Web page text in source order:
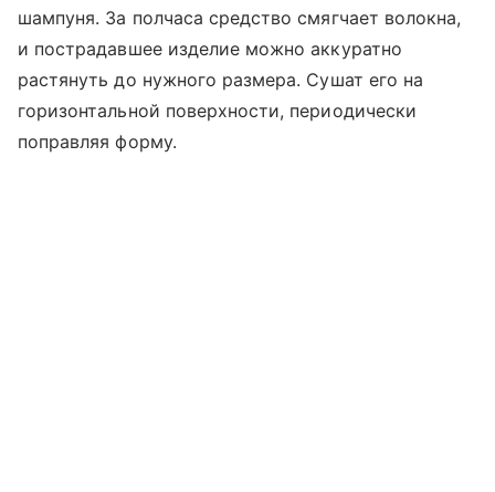
шампуня. За полчаса средство смягчает волокна,
и пострадавшее изделие можно аккуратно
растянуть до нужного размера. Сушат его на
горизонтальной поверхности, периодически
поправляя форму.